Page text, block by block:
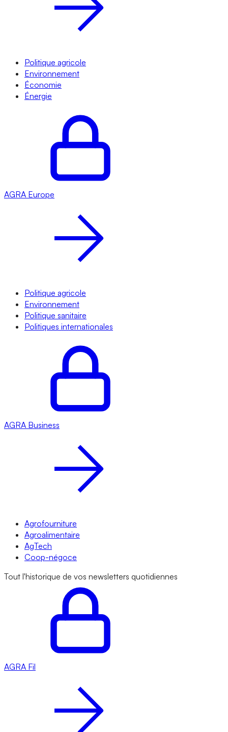
Politique agricole
Environnement
Économie
Énergie
AGRA Europe
Politique agricole
Environnement
Politique sanitaire
Politiques internationales
AGRA Business
Agrofourniture
Agroalimentaire
AgTech
Coop-négoce
Tout l'historique de vos newsletters quotidiennes
AGRA Fil